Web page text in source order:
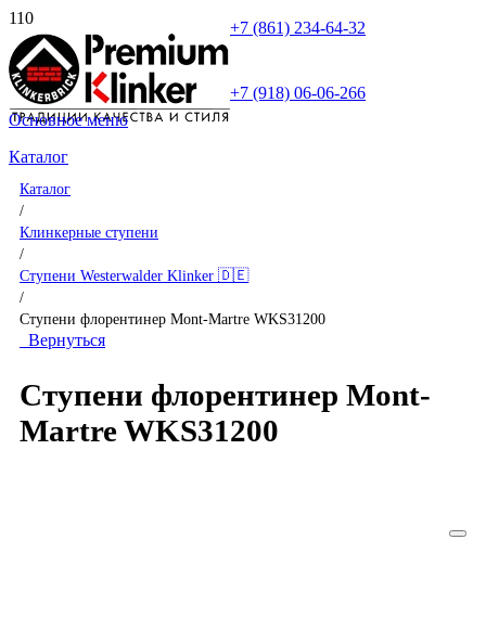
+7 (861) 234-64-32
+7 (918) 06-06-266
Основное меню
Каталог
Каталог
/
Клинкерные ступени
/
Ступени Westerwalder Klinker 🇩🇪
/
Ступени флорентинер Mont-Martre WKS31200
Вернуться
Ступени флорентинер Mont-
Martre WKS31200